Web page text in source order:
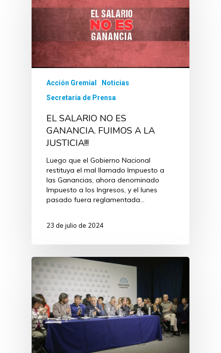
Acción Gremial
Noticias
Secretaría de Prensa
EL SALARIO NO ES
GANANCIA. FUIMOS A LA
JUSTICIA!!!
Luego que el Gobierno Nacional
restituya el mal llamado Impuesto a
las Ganancias, ahora denominado
Impuesto a los Ingresos, y el lunes
pasado fuera reglamentada…
23 de julio de 2024